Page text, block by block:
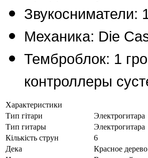
Звукосниматели:
Механика: Die
Темброблок: 1
контроллеры
Характеристики
Тип гітари
Электрогитара
Тип гитары
Электрогитара
Кількість струн
6
Дека
Красное дерево